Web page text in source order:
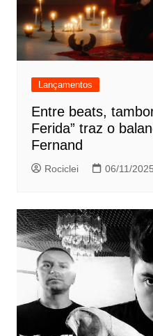
Lançamentos
Entre beats,
Ferida” traz o
Fernand
Rociclei 06/11/2025